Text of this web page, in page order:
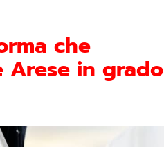
che
Arese in grado